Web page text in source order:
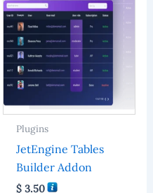
Plugins
JetEngine Tables
Builder Addon
$ 3.50